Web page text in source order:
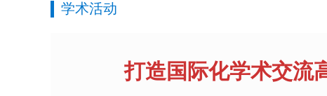
学术活动
打造国际化学术交流